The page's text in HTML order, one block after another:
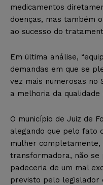
medicamentos
doenças, mas também
ao sucesso do
Em última análise,
demandas em que se
vez mais numerosas no
a melhoria da qualidade
O município de Juiz de
alegando que pelo fato
mulher completamente,
transformadora, não se
padeceria de um mal
previsto pelo legislador